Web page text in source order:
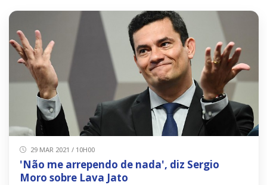
29 MAR 2021 / 10H00
'Não me arrependo de nada', diz Sergio
Moro sobre Lava Jato